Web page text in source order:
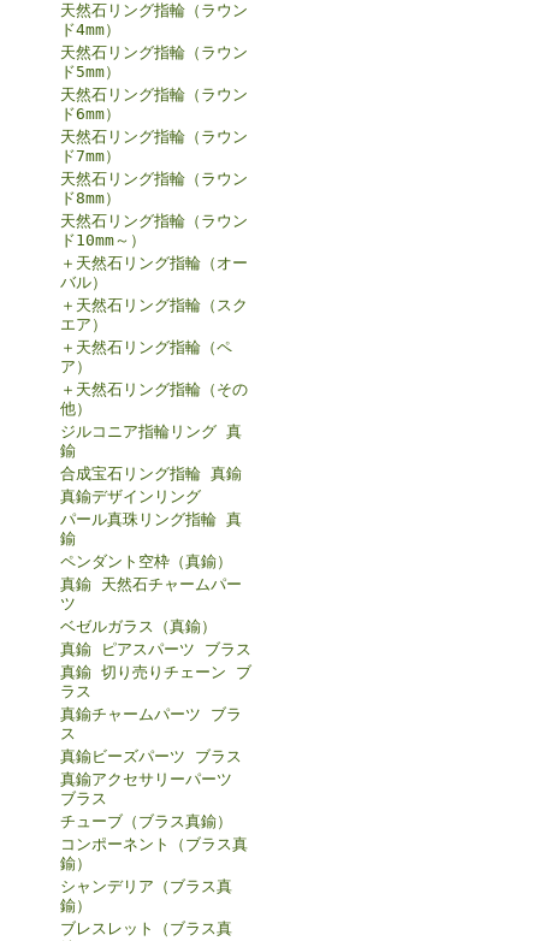
天然石リング指輪（ラウン
ド4mm）
天然石リング指輪（ラウン
ド5mm）
天然石リング指輪（ラウン
ド6mm）
天然石リング指輪（ラウン
ド7mm）
天然石リング指輪（ラウン
ド8mm）
天然石リング指輪（ラウン
ド10mm～）
＋天然石リング指輪（オー
バル）
＋天然石リング指輪（スク
エア）
＋天然石リング指輪（ペ
ア）
＋天然石リング指輪（その
他）
ジルコニア指輪リング 真
鍮
合成宝石リング指輪 真鍮
真鍮デザインリング
パール真珠リング指輪 真
鍮
ペンダント空枠（真鍮）
真鍮 天然石チャームパー
ツ
ベゼルガラス（真鍮）
真鍮 ピアスパーツ ブラス
真鍮 切り売りチェーン ブ
ラス
真鍮チャームパーツ ブラ
ス
真鍮ビーズパーツ ブラス
真鍮アクセサリーパーツ
ブラス
チューブ（ブラス真鍮）
コンポーネント（ブラス真
鍮）
シャンデリア（ブラス真
鍮）
ブレスレット（ブラス真